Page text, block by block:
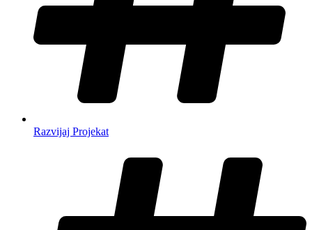
Razvijaj Projekat